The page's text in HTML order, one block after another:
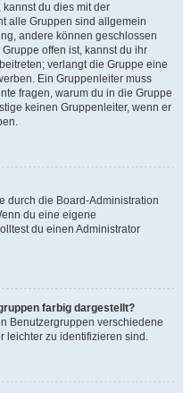
kannst du dies mit der
alle Gruppen sind allgemein
andere können geschlossen
offen ist, kannst du ihr
verlangt die Gruppe eine
Ein Gruppenleiter muss
fragen, warum du in die Gruppe
keinen Gruppenleiter, wenn er
durch die Board-Administration
du eine eigene
du einen Administrator
farbig dargestellt?
Benutzergruppen verschiedene
leichter zu identifizieren sind.